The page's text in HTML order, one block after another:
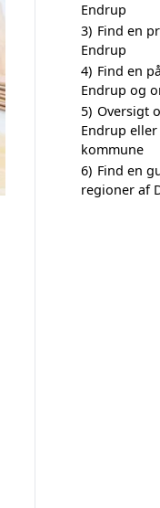
Endrup
3) Find en
Endrup
4) Find en
Endrup og
5) Oversigt
Endrup
kommune
6) Find en
regioner af